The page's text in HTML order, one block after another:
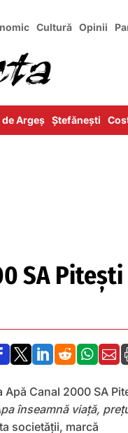
Cultură Opinii
Argeș Ștefănești
SA Pitești
    
Canal 2000 SA
înseamnă viață,
societăţii, marcă